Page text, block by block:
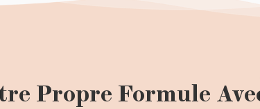
Propre Formule